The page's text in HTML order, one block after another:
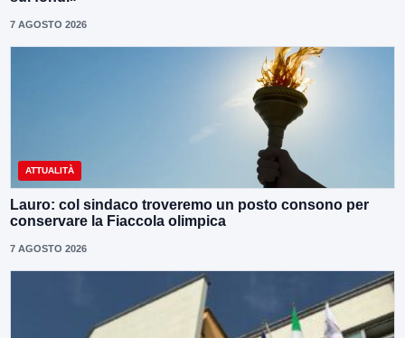
7 AGOSTO 2026
ATTUALITÀ
Lauro: col sindaco troveremo un posto consono per
conservare la Fiaccola olimpica
7 AGOSTO 2026